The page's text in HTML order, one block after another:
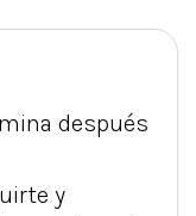
después
y